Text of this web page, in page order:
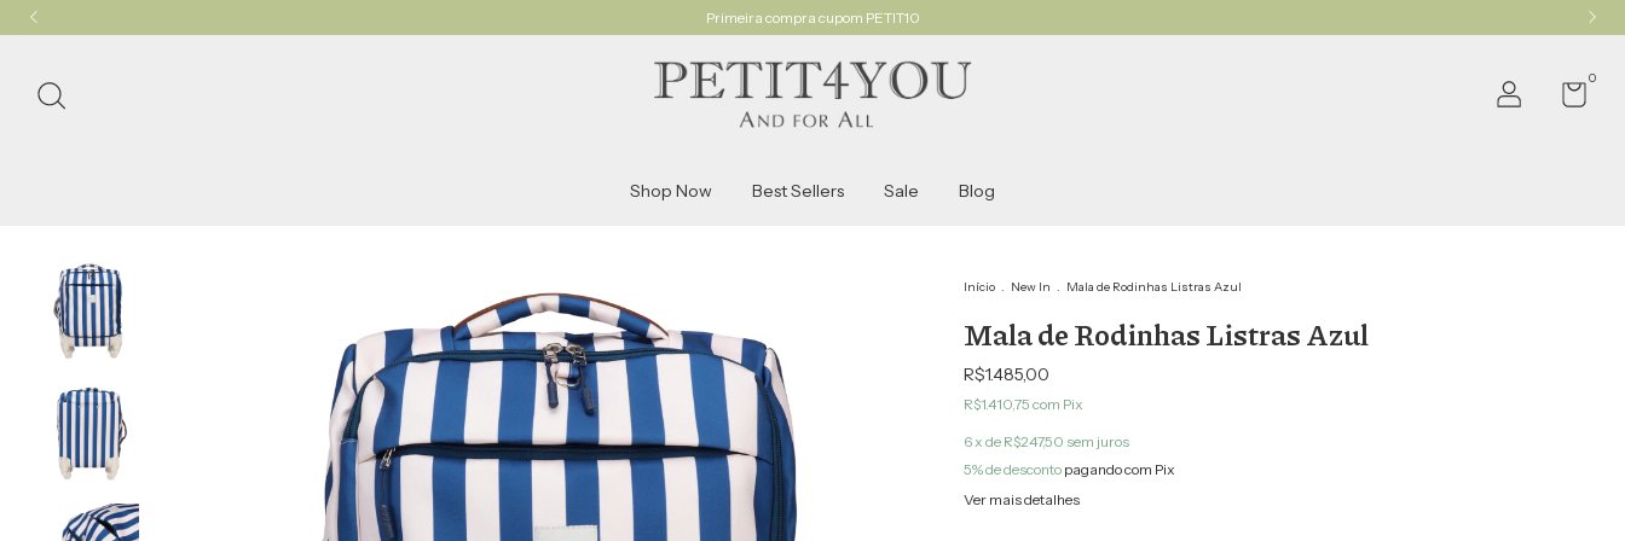
Primeira compra cupom PETIT10
0
Shop Now Best Sellers Sale Blog
Início . New In . Mala de Rodinhas Listras Azul
Mala de Rodinhas Listras Azul
R$1.485,00
R$1.410,75 com Pix
6x de R$247,50 sem juros
5% de descontopagando com Pix
Ver mais detalhes